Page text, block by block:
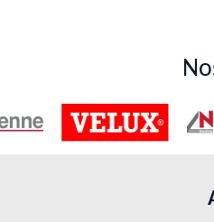
professionnels de confiance, situés
professionnelle en isolation
d'isolation des
critères de prix. Ce sont les